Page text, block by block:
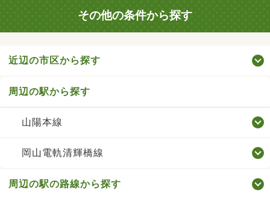
その他の条件から探す
近辺の市区から探す
周辺の駅から探す
山陽本線
岡山電軌清輝橋線
周辺の駅の路線から探す